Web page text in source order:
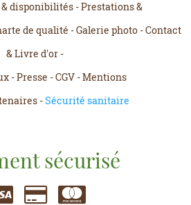
disponibilités -Prestations &
de qualité -Galerie photo -Contact
& Livre d'or-
-Presse -CGV -Mentions
-Sécurité sanitaire
sécurisé